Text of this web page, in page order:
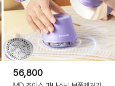
56,800